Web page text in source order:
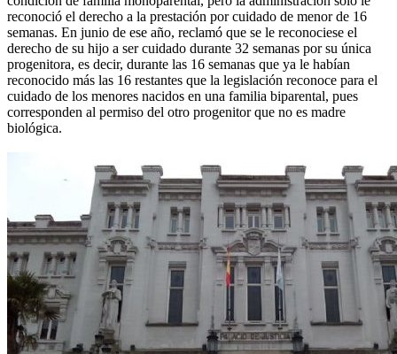
reconoció el derecho a la prestación por cuidado de menor de 16
semanas. En junio de ese año, reclamó que se le reconociese el
derecho de su hijo a ser cuidado durante 32 semanas por su única
progenitora, es decir, durante las 16 semanas que ya le habían
reconocido más las 16 restantes que la legislación reconoce para el
cuidado de los menores nacidos en una familia biparental, pues
corresponden al permiso del otro progenitor que no es madre
biológica.